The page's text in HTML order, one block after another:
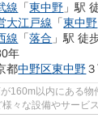
線 「東中野 」駅
大江戸線 「東中野
線 「落合 」駅 徒
年
都中野区東中野
160m以内にある物
々な設備やサービ